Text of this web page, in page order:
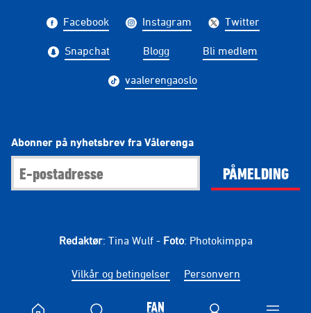
Facebook Instagram Twitter
Snapchat Blogg Bli medlem
vaalerengaoslo
Abonner på nyhetsbrev fra Vålerenga
PÅMELDING
Redaktør: Tina Wulf - Foto: Photokimppa
Vilkår og betingelser Personvern